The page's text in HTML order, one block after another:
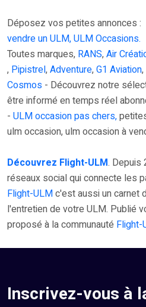
Déposez vos petites annonces :
vendre un ULM, ULM Occasions.
Toutes marques, RANS,Air
, Pipistrel,Adventure,G1 Aviation,
Cosmos - Découvrez notre
être informé en temps réel
- ULM occasion pas chers,
ulm occasion, ulm occasion à
Découvrez Flight-ULM. Depuis
réseaux social qui connecte les
Flight-ULMc'est aussi un carnet
l'entretien de votre ULM. Publié
proposé à la communauté Flight-
Inscrivez-vous à